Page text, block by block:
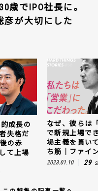
歳でIPO社長に。
彦が大切にした
成長の
失格だ
の赤
て上場
なぜ、彼らは
で新規上場で
場主義を貫い
ち筋｜ファイ
2023.01.10 29